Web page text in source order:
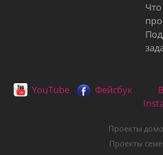
YouTube Фейсбук
Проекты
Проекты